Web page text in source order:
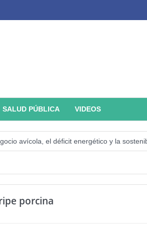
SALUD PÚBLICA VIDEOS
avícola, el déficit energético y la
(SOFI) 2025: ¿Realidad estadística o
Físicas, Matemáticas y Naturales
¿Qué aporta la tradición budista a esta
porcina